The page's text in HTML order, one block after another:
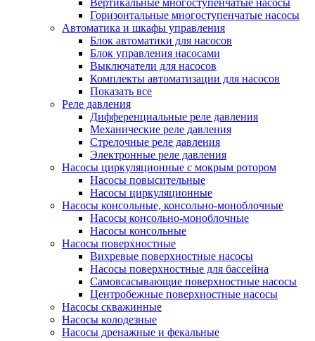
Вертикальные многоступенчатые насосы
Горизонтальные многоступенчатые насосы
Автоматика и шкафы управления
Блок автоматики для насосов
Блок управления насосами
Выключатели для насосов
Комплекты автоматизации для насосов
Показать все
Реле давления
Дифференциальные реле давления
Механические реле давления
Стрелочные реле давления
Электронные реле давления
Насосы циркуляционные с мокрым ротором
Насосы повысительные
Насосы циркуляционные
Насосы консольные, консольно-моноблочные
Насосы консольно-моноблочные
Насосы консольные
Насосы поверхностные
Вихревые поверхностные насосы
Насосы поверхностные для бассейна
Самовсасывающие поверхностные насосы
Центробежные поверхностные насосы
Насосы скважинные
Насосы колодезные
Насосы дренажные и фекальные